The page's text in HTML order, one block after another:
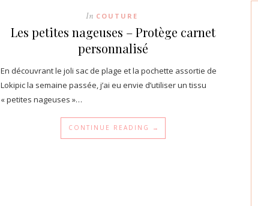
In COUTURE
Les petites nageuses – Protège carnet
personnalisé
En découvrant le joli sac de plage et la pochette assortie de
Lokipic la semaine passée, j’ai eu envie d’utiliser un tissu
« petites nageuses »…
CONTINUE READING →